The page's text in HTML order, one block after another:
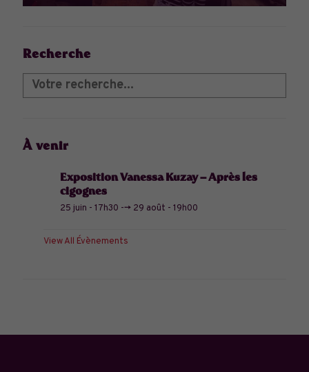
Recherche
À venir
Exposition Vanessa Kuzay – Après les
cigognes
25 juin - 17h30 --> 29 août - 19h00
View All Évènements